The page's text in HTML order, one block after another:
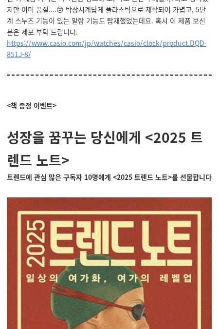
지만 이미 품절....😢 탁상시계답게 플라스틱으로 제작되어 가볍고, 5단
계 스누즈 기능이 있는 알람 기능도 탑재했었는데요. 혹시 이 제품 보신
분은 제보 부탁 드립니다.
https://www.casio.com/jp/watches/casio/clock/product.DQD-
851J-8/
<책 증정 이벤트>
성장을 꿈꾸는 당신에게 <2025 트
렌드 노트>
트렌드에 관심 많은 구독자 10명에게 <2025 트렌드 노트>를 선물합니다